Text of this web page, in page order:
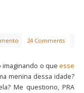
24 Comments
imaginando o que esse
menina dessa idade?
Me questiono, PRA